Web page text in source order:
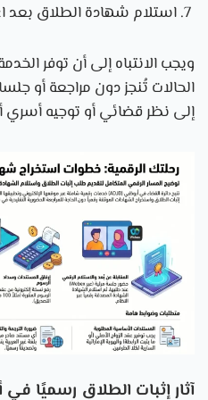
استلام شهادة الطلاق بعد
ويجب الانتباه إلى أن توفر
الحالات تُنجز دون مراجعة أو
إلى نظر قضائي أو توجيه
آثار إثبات الطلاق رسميًا